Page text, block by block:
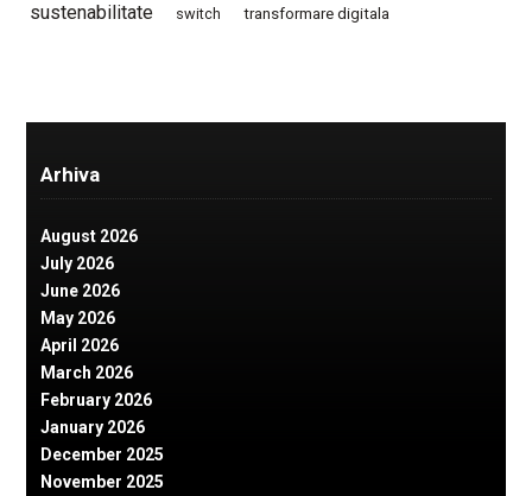
sustenabilitate switch transformare digitala
Arhiva
August 2026
July 2026
June 2026
May 2026
April 2026
March 2026
February 2026
January 2026
December 2025
November 2025